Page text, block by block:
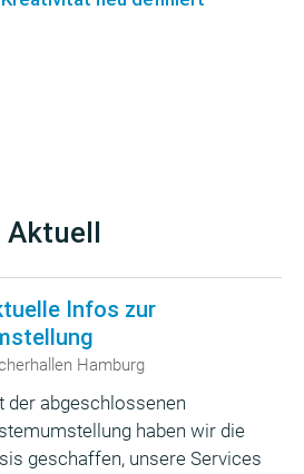
Aktuell
Infos zur
Hamburg
der abgeschlossenen
haben wir die
geschaffen, unsere Services